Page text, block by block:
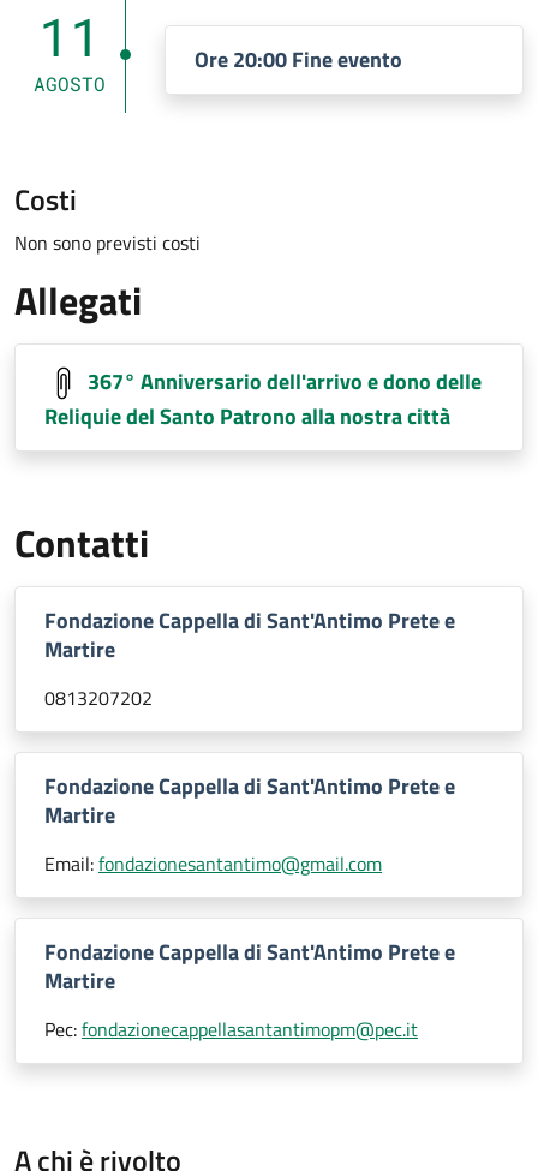
11
AGOSTO
Ore 20:00 Fine evento
Costi
Non sono previsti costi
Allegati
367° Anniversario dell'arrivo e dono delle
Reliquie del Santo Patrono alla nostra città
Contatti
Fondazione Cappella di Sant'Antimo Prete e
Martire
0813207202
Fondazione Cappella di Sant'Antimo Prete e
Martire
Email:fondazionesantantimo@gmail.com
Fondazione Cappella di Sant'Antimo Prete e
Martire
Pec:fondazionecappellasantantimopm@pec.it
A chi è rivolto